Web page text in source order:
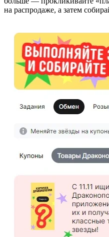
на распродаже, а затем